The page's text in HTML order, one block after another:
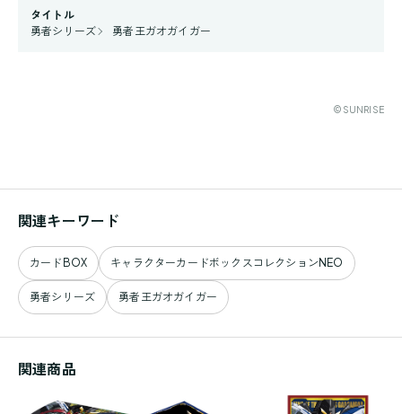
タイトル
勇者シリーズ
勇者王ガオガイガー
©SUNRISE
関連キーワード
カードBOX キャラクターカードボックスコレクションNEO
勇者シリーズ 勇者王ガオガイガー
関連商品